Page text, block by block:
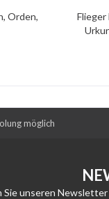
Orden,
Flieger
möglich
Sie unseren